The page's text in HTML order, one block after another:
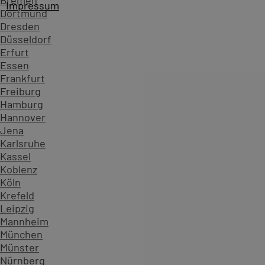
Dortmund
Dresden
Düsseldorf
Erfurt
Essen
Frankfurt
Freiburg
Hamburg
Hannover
Jena
Karlsruhe
Kassel
Koblenz
Köln
Krefeld
Leipzig
Mannheim
München
Münster
Nürnberg
PC-COLLEGE - Seit über 40 Jahren vertrauen
Themenliste
Adobe Substance
Adobe Substance 3D
Adobe weitere
Online-Trainings
Ihre Auswahl: Adobe Substance
Impressum